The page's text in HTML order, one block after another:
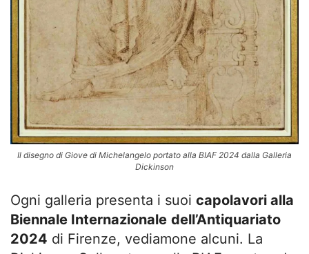
Il disegno di Giove di Michelangelo portato alla BIAF 2024 dalla Galleria
Dickinson
Ogni galleria presenta i suoi capolavori alla
Biennale Internazionale dell’Antiquariato
2024 di Firenze, vediamone alcuni. La